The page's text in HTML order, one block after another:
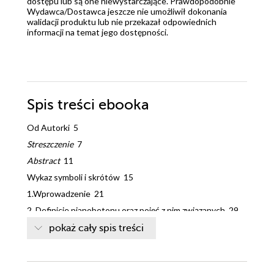
Wydawca/Dostawca jeszcze nie umożliwił dokonania
walidacji produktu lub nie przekazał odpowiednich
informacji na temat jego dostępności.
Spis treści ebooka
Od Autorki 5
Streszczenie 7
Abstract 11
Wykaz symboli i skrótów 15
1.Wprowadzenie 21
2. Definicje pianobetonu oraz pojęć z nim związanych 29
2.1. Definicja i klasyfikacja pianobetonu 29
2.3. Podstawowe kryteria oceny właściwości 49
pokaż cały spis treści